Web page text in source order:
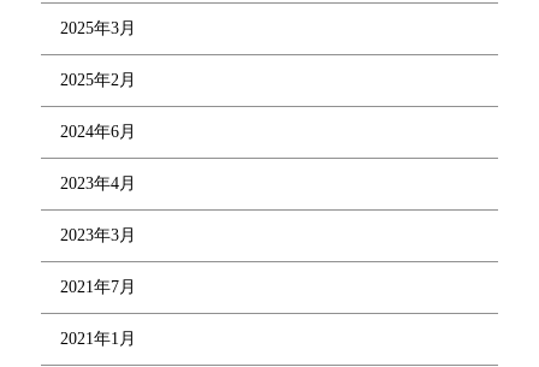
2025年3月
2025年2月
2024年6月
2023年4月
2023年3月
2021年7月
2021年1月